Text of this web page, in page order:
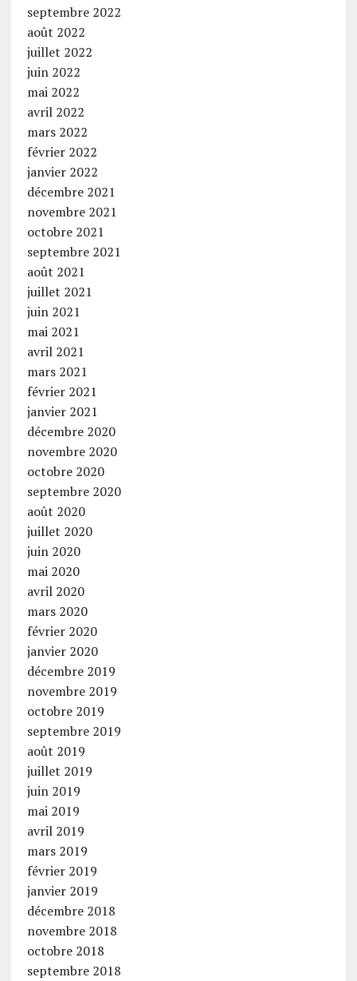
septembre 2022
août 2022
juillet 2022
juin 2022
mai 2022
avril 2022
mars 2022
février 2022
janvier 2022
décembre 2021
novembre 2021
octobre 2021
septembre 2021
août 2021
juillet 2021
juin 2021
mai 2021
avril 2021
mars 2021
février 2021
janvier 2021
décembre 2020
novembre 2020
octobre 2020
septembre 2020
août 2020
juillet 2020
juin 2020
mai 2020
avril 2020
mars 2020
février 2020
janvier 2020
décembre 2019
novembre 2019
octobre 2019
septembre 2019
août 2019
juillet 2019
juin 2019
mai 2019
avril 2019
mars 2019
février 2019
janvier 2019
décembre 2018
novembre 2018
octobre 2018
septembre 2018